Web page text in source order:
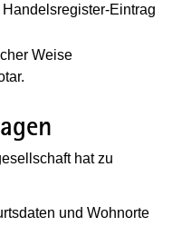
Eintrag
Weise
hat zu
und Wohnorte